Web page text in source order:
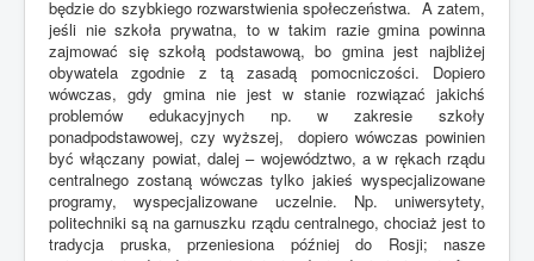
będzie do szybkiego rozwarstwienia społeczeństwa. A zatem,
jeśli nie szkoła prywatna, to w takim razie gmina powinna
zajmować się szkołą podstawową, bo gmina jest najbliżej
obywatela zgodnie z tą zasadą pomocniczości. Dopiero
wówczas, gdy gmina nie jest w stanie rozwiązać jakichś
problemów edukacyjnych np. w zakresie szkoły
ponadpodstawowej, czy wyższej, dopiero wówczas powinien
być włączany powiat, dalej – województwo, a w rękach rządu
centralnego zostaną wówczas tylko jakieś wyspecjalizowane
programy, wyspecjalizowane uczelnie. Np. uniwersytety,
politechniki są na garnuszku rządu centralnego, chociaż jest to
tradycja pruska, przeniesiona później do Rosji; nasze